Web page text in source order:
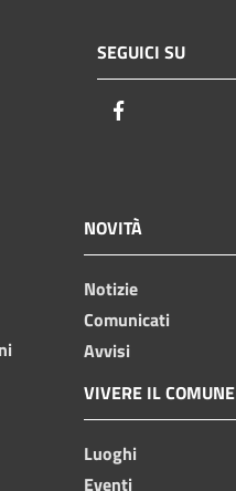
SEGUICI SU
NOVITÀ
Notizie
Comunicati
Avvisi
VIVERE IL COMUNE
Luoghi
Eventi